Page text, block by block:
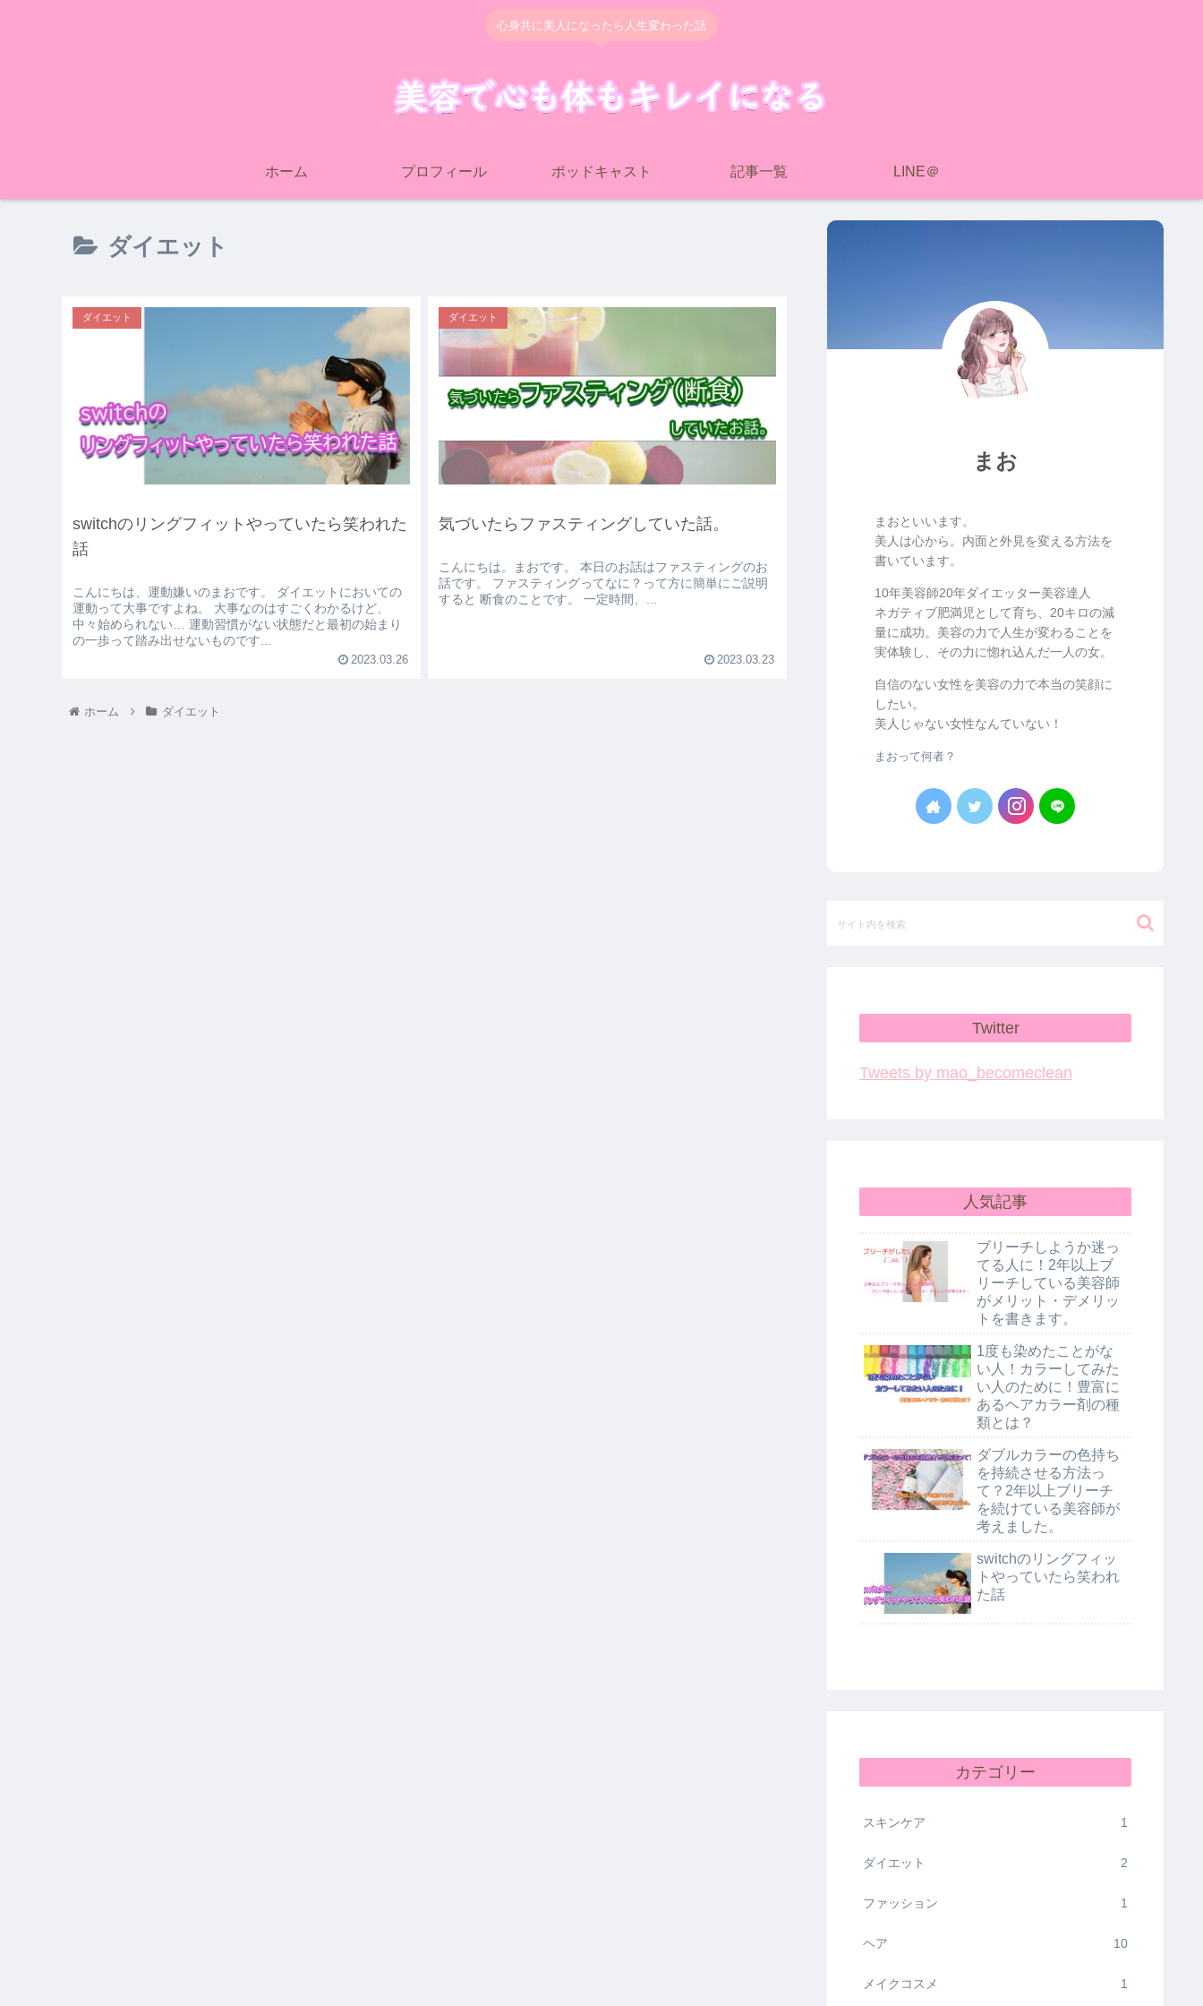
心身共に美人になったら人生変わった話
ホーム プロフィール ポッドキャスト 記事一覧 LINE＠
ダイエット
ダイエット
switchのリングフィットやっていたら笑われた
話
こんにちは、運動嫌いのまおです。 ダイエットにおいての
運動って大事ですよね。 大事なのはすごくわかるけど、
中々始められない… 運動習慣がない状態だと最初の始まり
の一歩って踏み出せないものです...
2023.03.26
ダイエット
気づいたらファスティングしていた話。
こんにちは。まおです。 本日のお話はファスティングのお
話です。 ファスティングってなに？って方に簡単にご説明
すると 断食のことです。 一定時間、...
2023.03.23
ホーム ダイエット
まお
まおといいます。
美人は心から。内面と外見を変える方法を
書いています。
10年美容師20年ダイエッター美容達人
ネガティブ肥満児として育ち、20キロの減
量に成功。美容の力で人生が変わることを
実体験し、その力に惚れ込んだ一人の女。
自信のない女性を美容の力で本当の笑顔に
したい。
美人じゃない女性なんていない！
まおって何者？
Twitter
Tweets by mao_becomeclean
人気記事
ブリーチしようか迷っ
てる人に！2年以上ブ
リーチしている美容師
がメリット・デメリッ
トを書きます。
1度も染めたことがな
い人！カラーしてみた
い人のために！豊富に
あるヘアカラー剤の種
類とは？
ダブルカラーの色持ち
を持続させる方法っ
て？2年以上ブリーチ
を続けている美容師が
考えました。
switchのリングフィッ
トやっていたら笑われ
た話
カテゴリー
スキンケア 1
ダイエット 2
ファッション 1
ヘア 10
メイクコスメ 1